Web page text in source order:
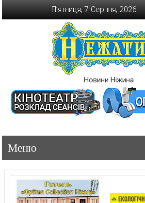
П’ятниця, 7 Серпня, 2026
Новини Ніжина